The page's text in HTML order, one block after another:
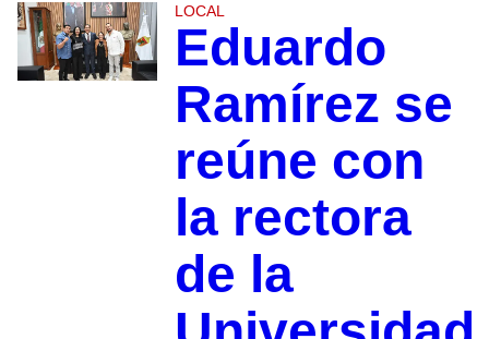
LOCAL
Eduardo
Ramírez se
reúne con
la rectora
de la